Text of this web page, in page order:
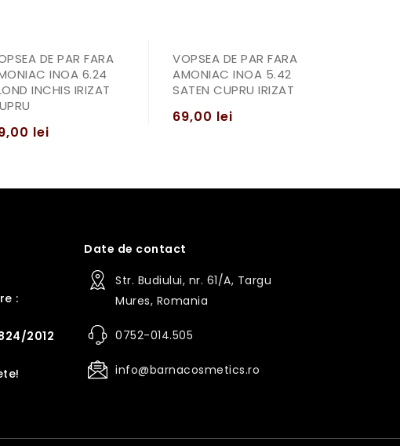
DE PAR FARA
INOA 6.24
INCHIS IRIZAT
lei
VOPSEA DE PAR FARA
AMONIAC INOA 5.42
SATEN CUPRU IRIZAT
69,00 lei
:
2012
Date de contact
Str. Budiului, nr. 61/A, Targu
Mures, Romania
0752-014.505
info@barnacosmetics.ro